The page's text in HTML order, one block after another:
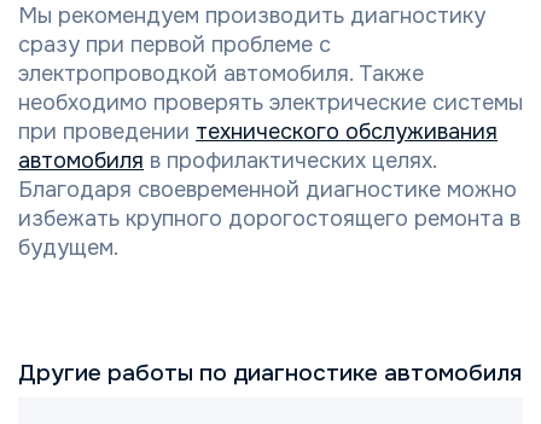
Мы рекомендуем производить диагностику
сразу при первой проблеме с
электропроводкой автомобиля. Также
необходимо проверять электрические системы
при проведении технического обслуживания
автомобиля в профилактических целях.
Благодаря своевременной диагностике можно
избежать крупного дорогостоящего ремонта в
будущем.
Другие работы по диагностике автомобиля